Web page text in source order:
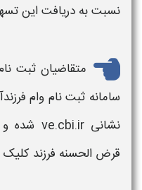
نسبت به دریافت این
متقاضیانثبت
سامانه ثبت نام وام
نشانی ve.cbi.ir شده و بر روی گزینه
قرض الحسنه فرزند کلیک